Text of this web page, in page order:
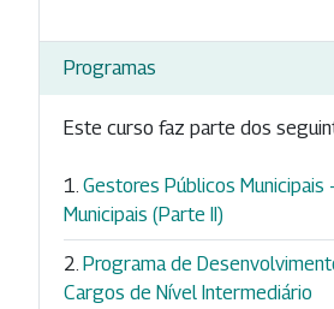
Programas
Este curso faz parte dos
Gestores Públicos Municipais
Municipais (Parte II)
Programa de
Cargos de Nível Intermediário